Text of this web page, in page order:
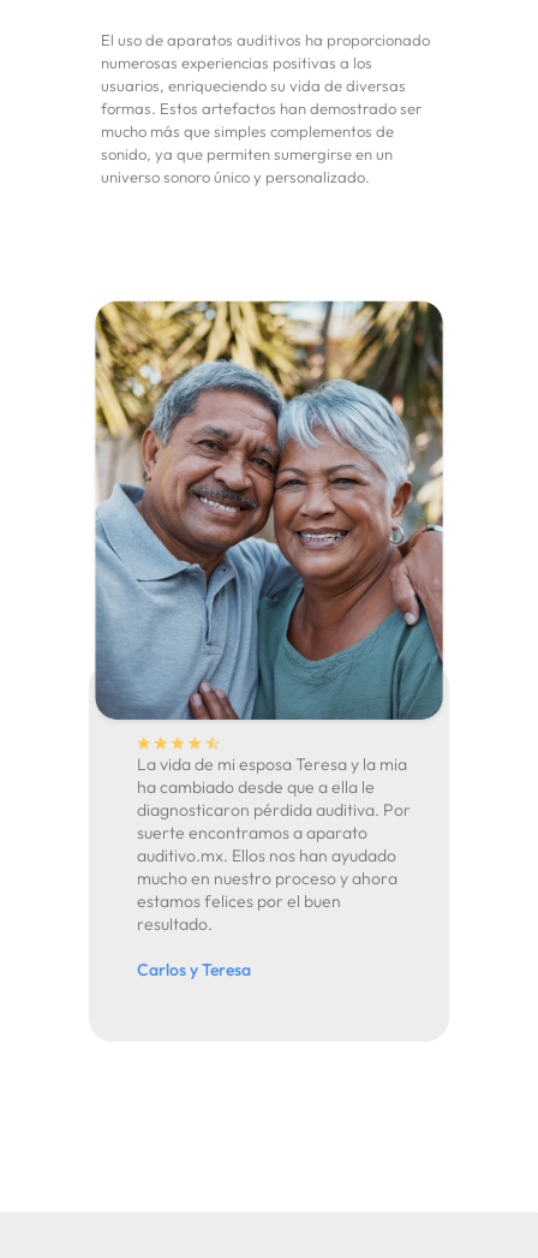
El uso de aparatos auditivos ha proporcionado
numerosas experiencias positivas a los
usuarios, enriqueciendo su vida de diversas
formas. Estos artefactos han demostrado ser
mucho más que simples complementos de
sonido, ya que permiten sumergirse en un
universo sonoro único y personalizado.
La vida de mi esposa Teresa y la mia
ha cambiado desde que a ella le
diagnosticaron pérdida auditiva. Por
suerte encontramos a aparato
auditivo.mx. Ellos nos han ayudado
mucho en nuestro proceso y ahora
estamos felices por el buen
resultado.
Carlos y Teresa